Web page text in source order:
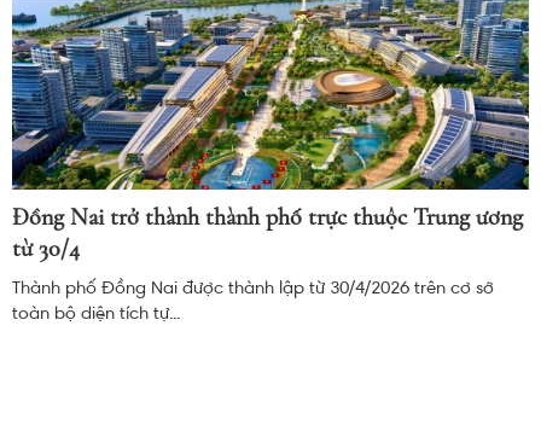
Đồng Nai trở thành thành phố trực thuộc Trung ương
từ 30/4
Thành phố Đồng Nai được thành lập từ 30/4/2026 trên cơ sở
toàn bộ diện tích tự...